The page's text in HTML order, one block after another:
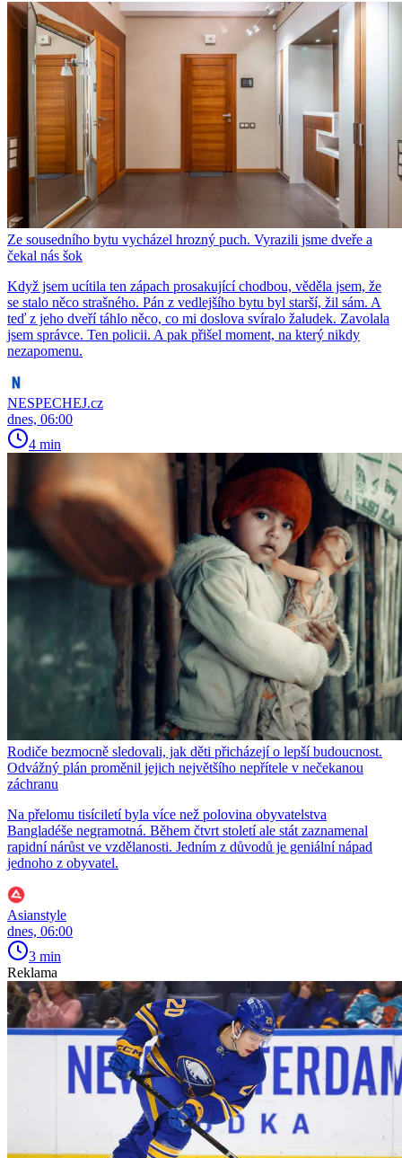
Ze sousedního bytu vycházel hrozný puch. Vyrazili jsme dveře a
čekal nás šok
Když jsem ucítila ten zápach prosakující chodbou, věděla jsem, že
se stalo něco strašného. Pán z vedlejšího bytu byl starší, žil sám. A
teď z jeho dveří táhlo něco, co mi doslova svíralo žaludek. Zavolala
jsem správce. Ten policii. A pak přišel moment, na který nikdy
nezapomenu.
NESPECHEJ.cz
dnes, 06:00
4 min
Rodiče bezmocně sledovali, jak děti přicházejí o lepší budoucnost.
Odvážný plán proměnil jejich největšího nepřítele v nečekanou
záchranu
Na přelomu tisíciletí byla více než polovina obyvatelstva
Bangladéše negramotná. Během čtvrt století ale stát zaznamenal
rapidní nárůst ve vzdělanosti. Jedním z důvodů je geniální nápad
jednoho z obyvatel.
Asianstyle
dnes, 06:00
3 min
Reklama